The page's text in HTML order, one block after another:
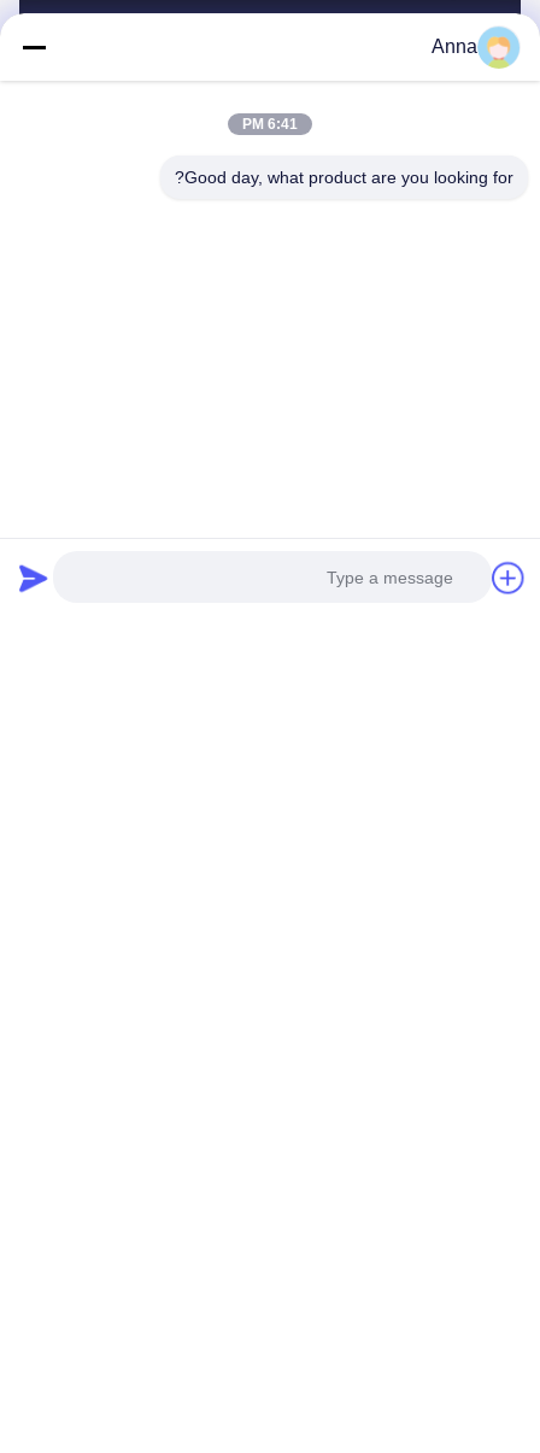
تماس ها:
Anna
6:41 PM
Good day, what product are you looking for?